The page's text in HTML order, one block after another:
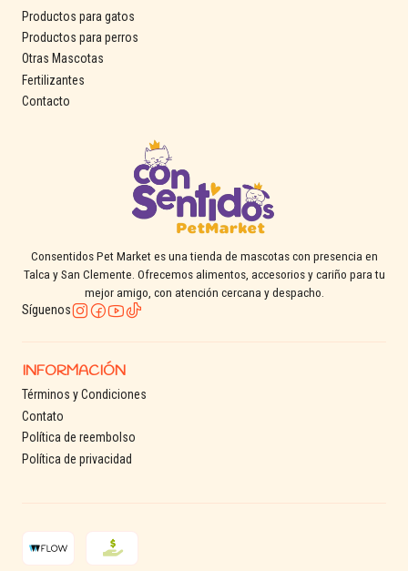
Productos para gatos
Productos para perros
Otras Mascotas
Fertilizantes
Contacto
Consentidos Pet Market es una tienda de mascotas con presencia en
Talca y San Clemente. Ofrecemos alimentos, accesorios y cariño para tu
mejor amigo, con atención cercana y despacho.
Síguenos
INFORMACIÓN
Términos y Condiciones
Contato
Política de reembolso
Política de privacidad